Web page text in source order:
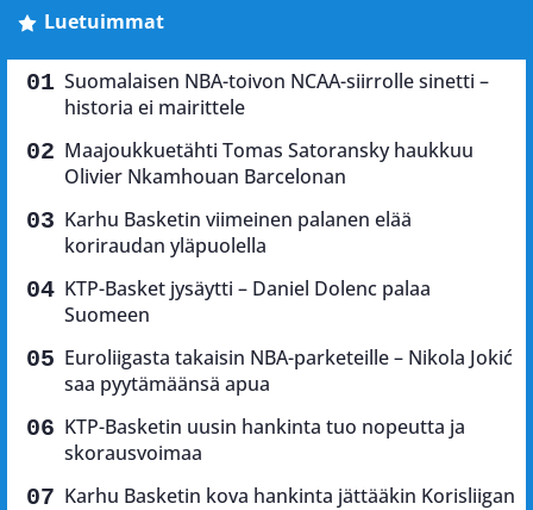
Luetuimmat
Suomalaisen NBA-toivon NCAA-siirrolle sinetti –
historia ei mairittele
Maajoukkuetähti Tomas Satoransky haukkuu
Olivier Nkamhouan Barcelonan
Karhu Basketin viimeinen palanen elää
koriraudan yläpuolella
KTP-Basket jysäytti – Daniel Dolenc palaa
Suomeen
Euroliigasta takaisin NBA-parketeille – Nikola Jokić
saa pyytämäänsä apua
KTP-Basketin uusin hankinta tuo nopeutta ja
skorausvoimaa
Karhu Basketin kova hankinta jättääkin Korisliigan